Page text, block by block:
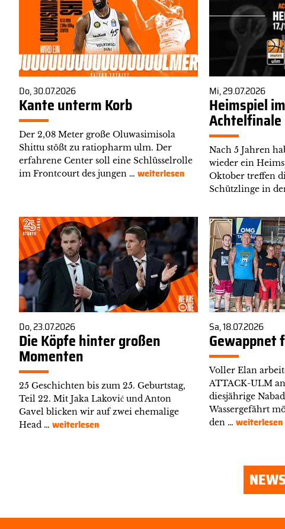
Do, 30.07.2026
Kante unterm Korb
Der 2,08 Meter große Oluwasimisola
Shittu stößt zu ratiopharm ulm. Der
erfahrene Center soll eine Schlüsselrolle
im Frontcourt des jungen … weiterlesen
Mi, 29.07.2026
Heimspiel
Achtelfinale
Nach 5 Jahren
wieder ein
Oktober treffen
Schützlinge in
Do, 23.07.2026
Die Köpfe hinter großen
Momenten
25 Geschichten bis zum 25. Geburtstag,
Teil 22. Mit Jaka Laković und Anton
Gavel blicken wir auf zwei ehemalige
Head … weiterlesen
Sa, 18.07.2026
Gewappnet
Voller Elan
ATTACK-ULM
diesjährige
Wassergefährt
den … weiterlesen